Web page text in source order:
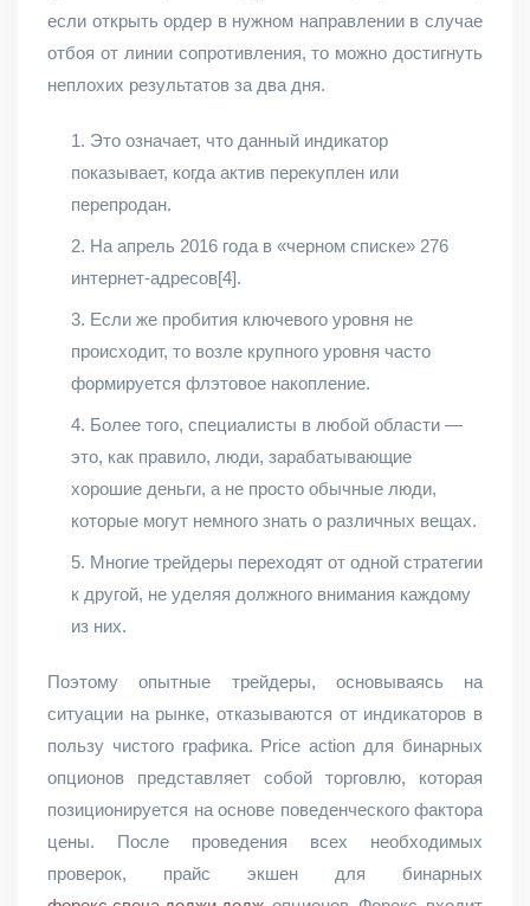
если открыть ордер в нужном направлении в случае
отбоя от линии сопротивления, то можно достигнуть
неплохих результатов за два дня.
Это означает, что данный индикатор
показывает, когда актив перекуплен или
перепродан.
На апрель 2016 года в «черном списке» 276
интернет-адресов[4].
Если же пробития ключевого уровня не
происходит, то возле крупного уровня часто
формируется флэтовое накопление.
Более того, специалисты в любой области —
это, как правило, люди, зарабатывающие
хорошие деньги, а не просто обычные люди,
которые могут немного знать о различных вещах.
Многие трейдеры переходят от одной стратегии
к другой, не уделяя должного внимания каждому
из них.
Поэтому опытные трейдеры, основываясь на
ситуации на рынке, отказываются от индикаторов в
пользу чистого графика. Price action для бинарных
опционов представляет собой торговлю, которая
позиционируется на основе поведенческого фактора
цены. После проведения всех необходимых
проверок, прайс экшен для бинарных